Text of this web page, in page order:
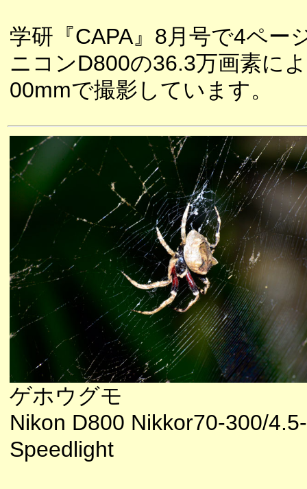
学研『CAPA』8月号で4ペー
ニコンD800の36.3万画素に
00mmで撮影しています。
ゲホウグモ
Nikon D800 Nikkor70-300/
Speedlight